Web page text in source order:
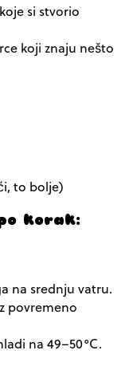
si stvorio
koji znaju nešto
to bolje)
korak:
na srednju vatru.
povremeno
na 49–50°C.